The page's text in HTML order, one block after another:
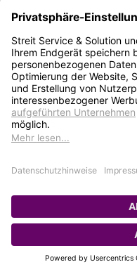
Bleiben Sie auf dem
gerne unseren